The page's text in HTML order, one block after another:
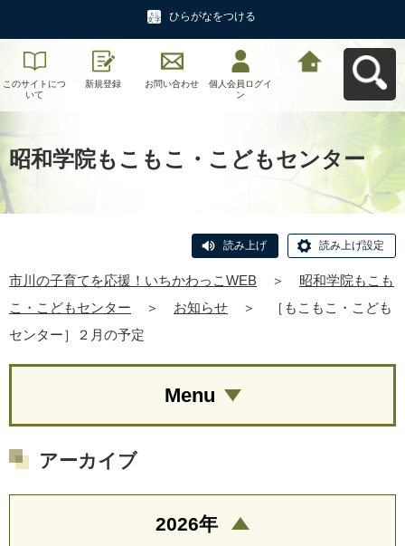
ひらがなをつける
このサイトにつ
いて
新規登録 お問い合わせ
個人会員ログイ
ン
昭和学院もこもこ・こどもセンター
読み上げ 読み上げ設定
市川の子育てを応援！いちかわっこWEB ＞
昭和学院もこも
こ・こどもセンター
＞ お知らせ ＞
［もこもこ・こども
センター］２月の予定
Menu
アーカイブ
2026年